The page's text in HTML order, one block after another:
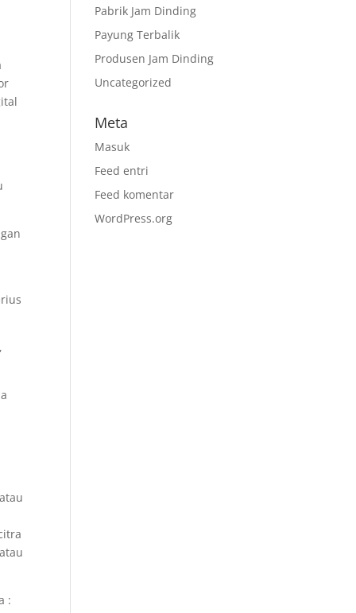
:
Pabrik Jam Dinding
Payung Terbalik
Produsen Jam Dinding
Uncategorized
Meta
Masuk
Feed entri
Feed komentar
WordPress.org